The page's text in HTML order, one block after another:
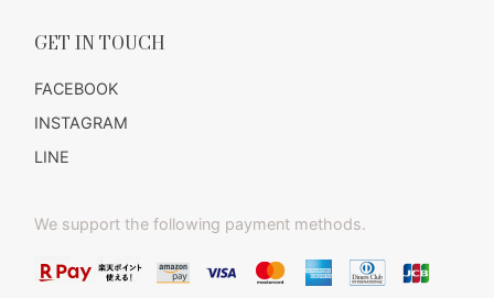
GET IN TOUCH
FACEBOOK
INSTAGRAM
LINE
We support the following payment methods.